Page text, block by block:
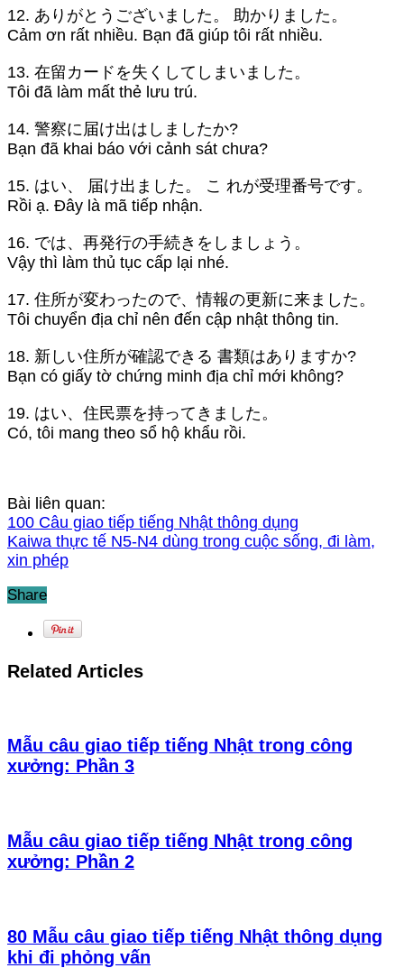
12. ありがとうございました。 助かりました。
Cảm ơn rất nhiều. Bạn đã giúp tôi rất nhiều.
13. 在留カードを失くしてしまいました。
Tôi đã làm mất thẻ lưu trú.
14. 警察に届け出はしましたか?
Bạn đã khai báo với cảnh sát chưa?
15. はい、 届け出ました。 こ れが受理番号です。
Rồi ạ. Đây là mã tiếp nhận.
16. では、再発行の手続きをしましょう。
Vậy thì làm thủ tục cấp lại nhé.
17. 住所が変わったので、情報の更新に来ました。
Tôi chuyển địa chỉ nên đến cập nhật thông tin.
18. 新しい住所が確認できる 書類はありますか?
Bạn có giấy tờ chứng minh địa chỉ mới không?
19. はい、住民票を持ってきました。
Có, tôi mang theo sổ hộ khẩu rồi.
Bài liên quan:
100 Câu giao tiếp tiếng Nhật thông dụng
Kaiwa thực tế N5-N4 dùng trong cuộc sống, đi làm,
xin phép
Share
Related Articles
Mẫu câu giao tiếp tiếng Nhật trong công
xưởng: Phần 3
Mẫu câu giao tiếp tiếng Nhật trong công
xưởng: Phần 2
80 Mẫu câu giao tiếp tiếng Nhật thông dụng
khi đi phỏng vấn